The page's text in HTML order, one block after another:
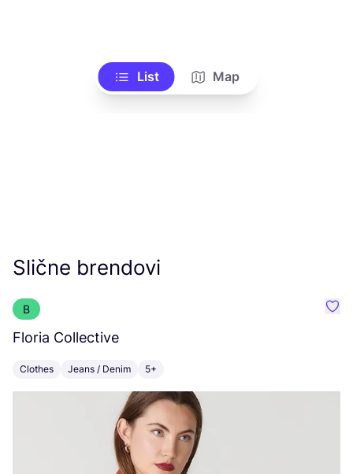
List Map
Slične brendovi
B
Floria Collective
Clothes Jeans / Denim 5+